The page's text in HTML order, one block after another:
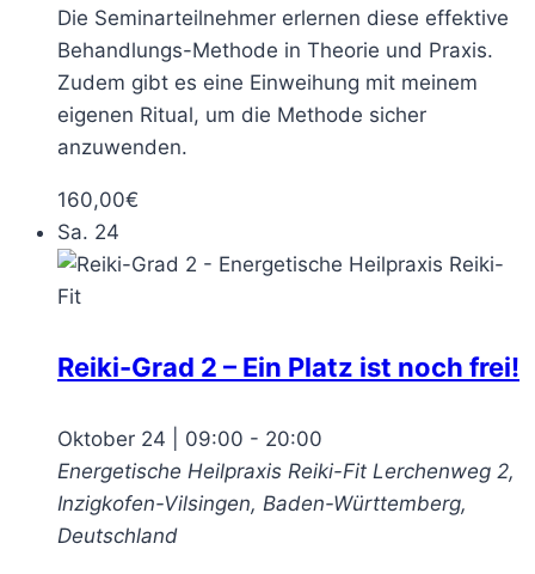
Die Seminarteilnehmer erlernen diese effektive
Behandlungs-Methode in Theorie und Praxis.
Zudem gibt es eine Einweihung mit meinem
eigenen Ritual, um die Methode sicher
anzuwenden.
160,00€
Sa. 24
Reiki-Grad 2 – Ein Platz ist noch frei!
Oktober 24 | 09:00 - 20:00
Energetische Heilpraxis Reiki-Fit Lerchenweg 2,
Inzigkofen-Vilsingen, Baden-Württemberg,
Deutschland